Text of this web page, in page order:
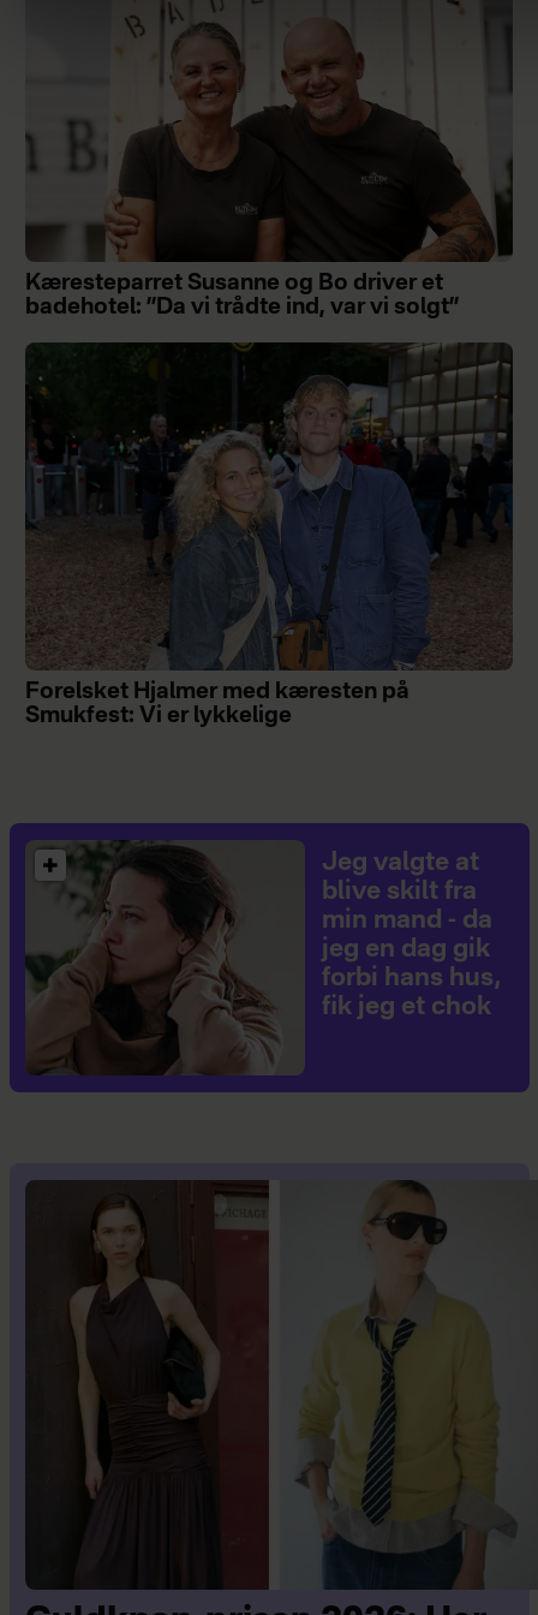
Kæresteparret Susanne og Bo driver et
badehotel: ”Da vi trådte ind, var vi solgt”
Forelsket Hjalmer med kæresten på
Smukfest: Vi er lykkelige
Jeg valgte at
blive skilt fra
min mand - da
jeg en dag gik
forbi hans hus,
fik jeg et chok